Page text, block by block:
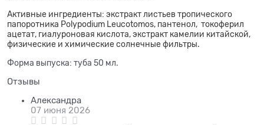
Активные ингредиенты: экстракт листьев тропического
папоротника Polypodium Leucotomos, пантенол, токоферил
ацетат, гиалуроновая кислота, экстракт камелии китайской,
физические и химические солнечные фильтры.
Форма выпуска: туба 50 мл.
Отзывы
Александра
07 июня 2026